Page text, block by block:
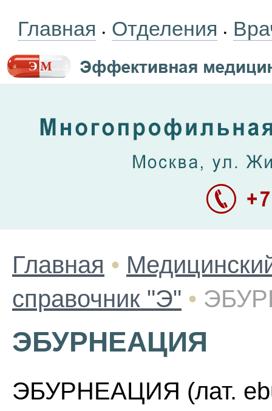
Главная • Отделения •
Главная •
справочник "Э" •
ЭБУРНЕАЦИЯ
ЭБУРНЕАЦИЯ (лат.